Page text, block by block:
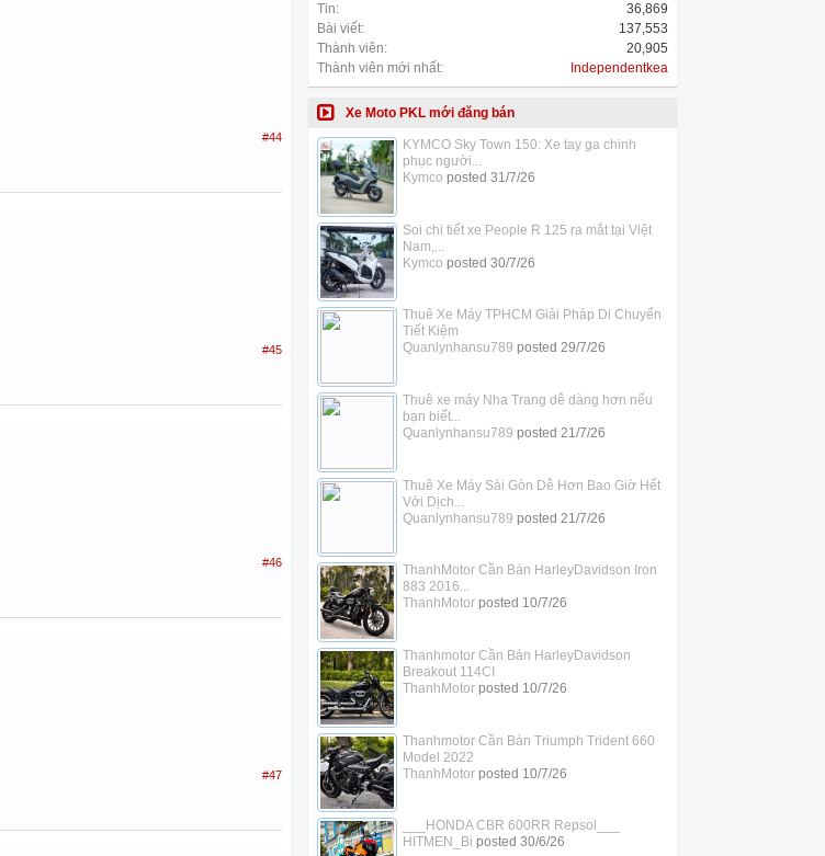
#44
#45
#46
#47
Tin:
36,869
Bài viết:
137,553
Thành viên:
20,905
Thành viên mới nhất:
Independentkea
Xe Moto PKL mới đăng bán
KYMCO Sky Town 150: Xe tay ga chinh
phục người...
Kymco posted 31/7/26
Soi chi tiết xe People R 125 ra mắt tại Việt
Nam,...
Kymco posted 30/7/26
Thuê Xe Máy TPHCM Giải Pháp Di Chuyển
Tiết Kiệm
Quanlynhansu789 posted 29/7/26
Thuê xe máy Nha Trang dễ dàng hơn nếu
bạn biết...
Quanlynhansu789 posted 21/7/26
Thuê Xe Máy Sài Gòn Dễ Hơn Bao Giờ Hết
Với Dịch...
Quanlynhansu789 posted 21/7/26
ThanhMotor Cần Bán HarleyDavidson Iron
883 2016...
ThanhMotorposted 10/7/26
Thanhmotor Cần Bán HarleyDavidson
Breakout 114CI
ThanhMotorposted 10/7/26
Thanhmotor Cần Bán Triumph Trident 660
Model 2022
ThanhMotorposted 10/7/26
___HONDA CBR 600RR Repsol___
HITMEN_Bi posted 30/6/26